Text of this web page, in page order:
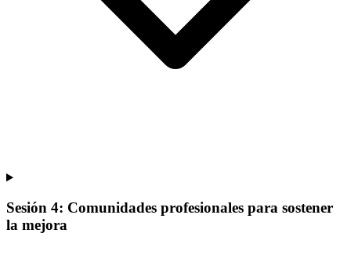
Sesión 4: Comunidades profesionales para sostener
la mejora